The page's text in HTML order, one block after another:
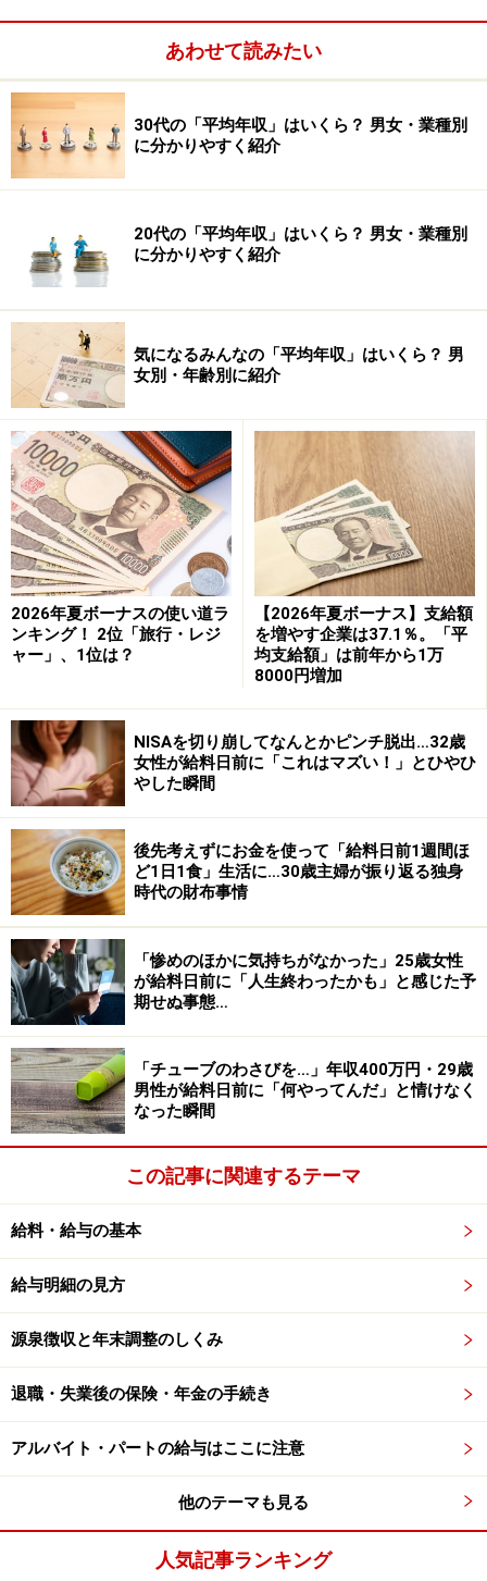
平成26年10月からこの教育訓練給付は、従来の制度「一
般教育訓練給付」と、拡充された「専門実践教育訓練給
付」の2本立てになります。
従来からの制度である一般教育訓練給付は、英会話学校
などの語学関係から情報処理、オフィス事務、社会福
祉、営業など多岐にわたる分野を網羅しており、中には
MBA取得などの大学院などもあります。指定されている
講座は、通学するものから通信講座、eラーニングまで
あります。
術者資格、簿記検定、社会保険労務士資格、秘書技能検
定、旅行業務取扱主任者、ケアマネージャー、保育士、
宅地建物取引主任者、インテリアコーディネーターな
ど。転職はもちろん、新しい分野の仕事にチャレンジす
ることもできますね。
専門実践教育訓練で業務独占資格の習得も
可能
専門実践教育訓練は、専門性を高めて中長期的なキャリ
ア形成を支援するために新たに拡充されました。対象と
なる講座は、次の取得を目標とするものです。
●業務独占資格
助産師や看護師、臨床検査技師、歯科衛生士、美容師、
いる資格。
●名称独占資格
保健師や調理師、栄養士、介護福祉士など資格がないと
名乗ることができない資格。
また、専門学校の職業実践専門課程や専門職大学院な
ど、最新で高度かつ専門的な内容も対象となっていま
す。
これらの「教育訓練給付制度」ですが、一般教育訓練給
付と専門実践教育給付では支給対象者、支給額、手続き
あわせて読みたい
30代の「平均年収」はいくら？ 男女・業種別
に分かりやすく紹介
20代の「平均年収」はいくら？ 男女・業種別
に分かりやすく紹介
気になるみんなの「平均年収」はいくら？ 男
女別・年齢別に紹介
2026年夏ボーナスの使い道ラ
ンキング！ 2位「旅行・レジ
ャー」、1位は？
【2026年夏ボーナス】支給額
を増やす企業は37.1％。「平
均支給額」は前年から1万
8000円増加
NISAを切り崩してなんとかピンチ脱出…32歳
女性が給料日前に「これはマズい！」とひやひ
やした瞬間
後先考えずにお金を使って「給料日前1週間ほ
ど1日1食」生活に…30歳主婦が振り返る独身
時代の財布事情
「惨めのほかに気持ちがなかった」25歳女性
が給料日前に「人生終わったかも」と感じた予
期せぬ事態…
「チューブのわさびを…」年収400万円・29歳
男性が給料日前に「何やってんだ」と情けなく
なった瞬間
この記事に関連するテーマ
給料・給与の基本
給与明細の見方
源泉徴収と年末調整のしくみ
退職・失業後の保険・年金の手続き
アルバイト・パートの給与はここに注意
他のテーマも見る
人気記事ランキング